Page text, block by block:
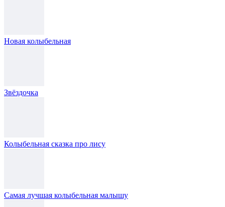
Новая колыбельная
Звёздочка
Колыбельная сказка про лису
Самая лучшая колыбельная малышу